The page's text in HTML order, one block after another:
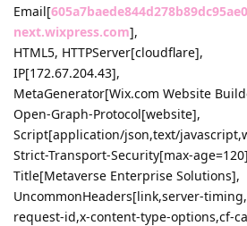
Email[
next.wixpress.com],
HTML5, HTTPServer[cloudflare],
IP[172.67.204.43],
MetaGenerator[Wix.com Website
Open-Graph-Protocol[website],
Script[application/json,text/
Strict-Transport-Security[max-
Title[Metaverse Enterprise Solutions],
UncommonHeaders[link,server-
request-id,x-content-type-options,cf-